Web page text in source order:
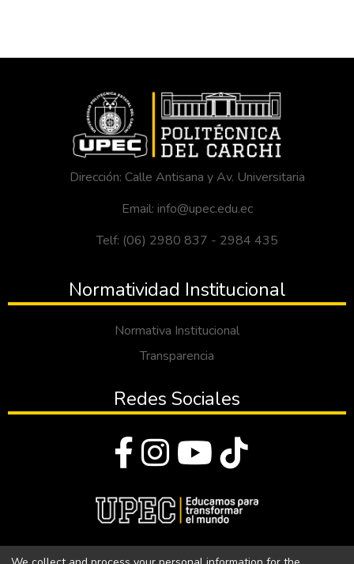
Dirección: Calle Antisana y Av. Universitaria
Email: info@upec.edu.ec
Telf: (06) 2980 837 - 2984 435
Normatividad Institucional
Normativa Institucional
Transparencia
Redes Sociales